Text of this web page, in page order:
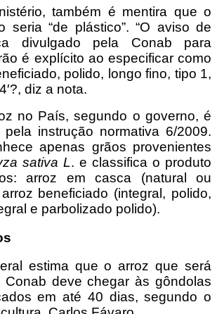
também é mentira que o
seria “de plástico”. “O aviso de
divulgado pela Conab para
é explícito ao especificar como
polido, longo fino, tipo 1,
diz a nota.
no País, segundo o governo, é
pela instrução normativa 6/2009.
apenas grãos provenientes
sativa L. e classifica o produto
arroz em casca (natural ou
beneficiado (integral, polido,
e parbolizado polido).
estima que o arroz que será
Conab deve chegar às gôndolas
em até 40 dias, segundo o